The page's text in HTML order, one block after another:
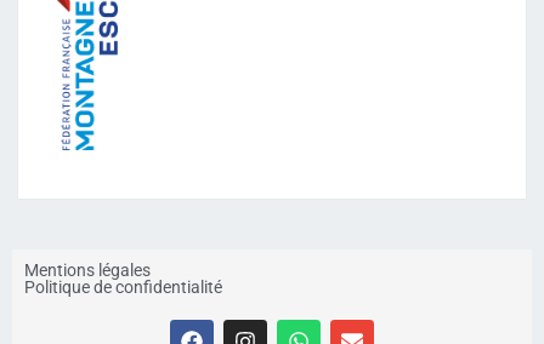
Mentions légales
Politique de confidentialité